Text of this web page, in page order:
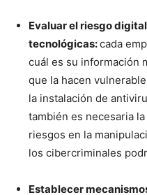
Evaluar el riesgo
tecnológicas:cada
cuál es su información
que la hacen
la instalación de
también es necesaria
riesgos en la
los cibercriminales
Establecer